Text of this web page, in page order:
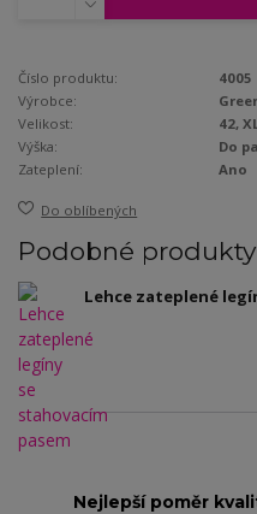
Číslo produktu:
4005
Výrobce:
Velikost:
42,
Výška:
Do
Zateplení:
Ano
Do oblíbených
Podobné produkty
Lehce zateplené
Nejlepší poměr